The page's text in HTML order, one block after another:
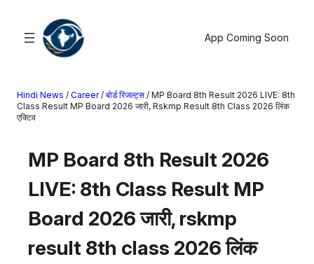
खोजें
खेल
राज्य
राष्ट्रीय
App Coming Soon
Hindi News / Career/ बोर्ड रिजल्ट्स / MP Board 8th Result 2026 LIVE: 8th
Class Result MP Board 2026 जारी, Rskmp Result 8th Class 2026 लिंक
एक्टिव
MP Board 8th Result 2026
LIVE: 8th Class Result MP
Board 2026 जारी, rskmp
result 8th class 2026 लिंक